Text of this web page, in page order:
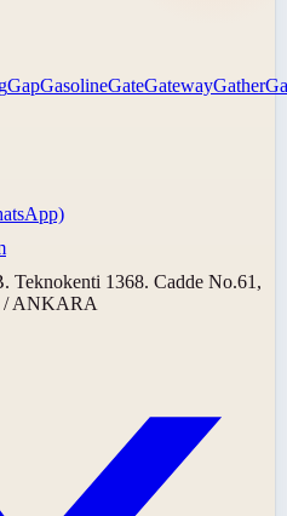
GapGasolineGateGatewayGather
Teknokenti 1368. Cadde No.61,
/ ANKARA